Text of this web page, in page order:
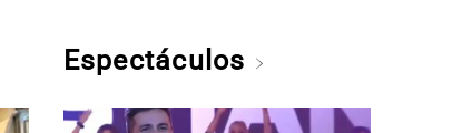
Espectáculos